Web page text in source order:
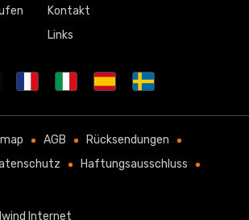
Kontakt
Links
AGB
Rücksendungen
Haftungsausschluss
Internet